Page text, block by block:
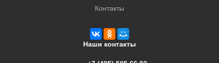
Контакты
Наши контакты